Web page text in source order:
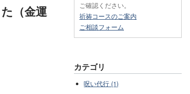
（金運
ご確認ください。
祈祷コースのご案内
ご相談フォーム
カテゴリ
呪い代行 (1)